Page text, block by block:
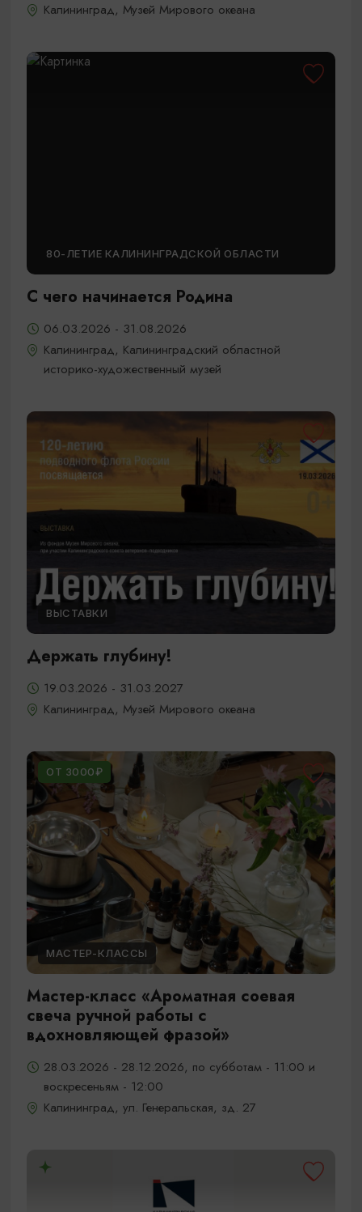
Калининград, Музей Мирового океана
80-ЛЕТИЕ КАЛИНИНГРАДСКОЙ ОБЛАСТИ
С чего начинается Родина
06.03.2026 - 31.08.2026
Калининград, Калининградский областной
историко-художественный музей
ВЫСТАВКИ
Держать глубину!
19.03.2026 - 31.03.2027
Калининград, Музей Мирового океана
ОТ 3000₽
МАСТЕР-КЛАССЫ
Мастер-класс «Ароматная соевая
свеча ручной работы с
вдохновляющей фразой»
28.03.2026 - 28.12.2026, по субботам - 11:00 и
воскресеньям - 12:00
Калининград, ул. Генеральская, зд. 27